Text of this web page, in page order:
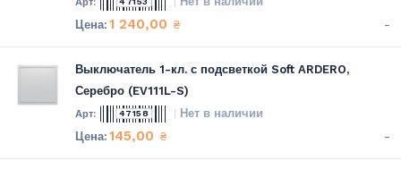
1 240,00 ₴ -
Выключатель 1-кл. с подсветкой Soft ARDERO,
Серебро (EV111L-S)
47158 Нет в наличии
145,00 ₴ -